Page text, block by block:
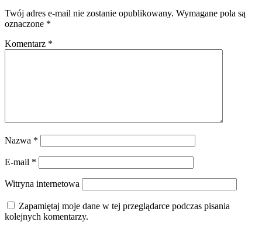
Twój adres e-mail nie zostanie opublikowany. Wymagane pola są
oznaczone *
Komentarz *
Nazwa *
E-mail *
Witryna internetowa
Zapamiętaj moje dane w tej przeglądarce podczas pisania
kolejnych komentarzy.